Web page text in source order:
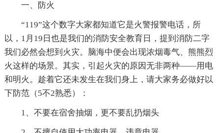
一、防火
“119”这个数字大家都知道它是火警报警电话，所
以，1月19日也是我们的消防安全教育日，提到消防二字
我们必然会想到火灾。脑海中便会出现浓烟毒气、熊熊烈
火这样的场景。其实，引起火灾的原因无非两种——用电
和明火。趁着它还未发生在我们身上，请大家务必做好以
下防范（5不2熟悉）：
1、不要在宿舍抽烟，更不要乱扔烟头